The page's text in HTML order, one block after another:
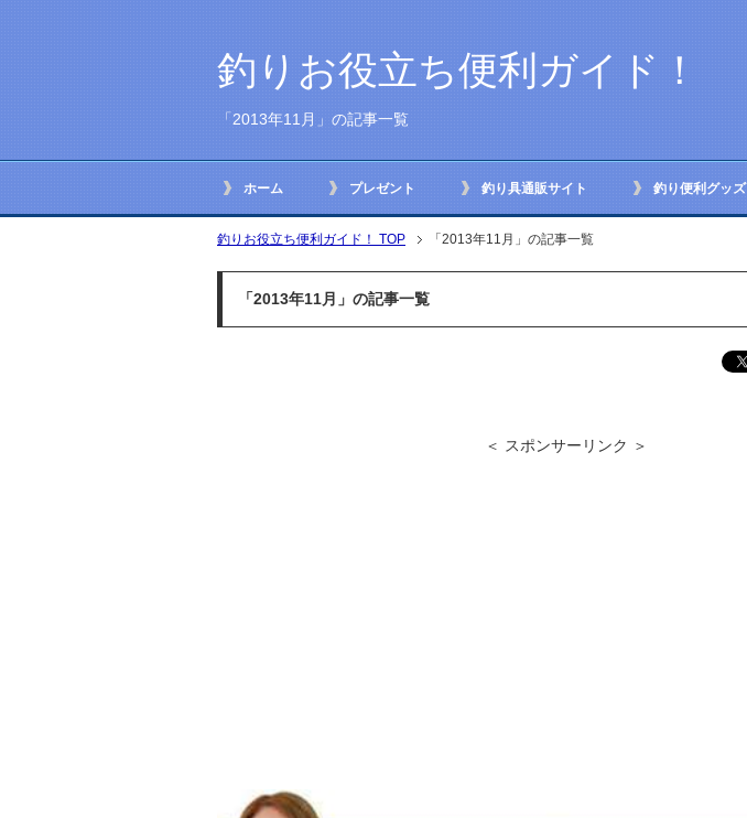
釣りお役立ち便利ガイド！
「2013年11月」の記事一覧
ホーム プレゼント 釣り具通販サイト 釣り便利グッズ
釣りお役立ち便利ガイド！ TOP 「2013年11月」の記事一覧
「2013年11月」の記事一覧
＜ スポンサーリンク ＞